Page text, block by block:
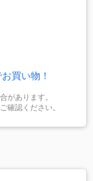
買い物！
があります。
確認ください。